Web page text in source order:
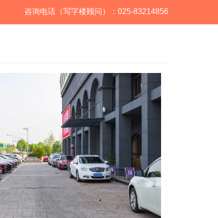
咨询电话（写字楼顾问）：025-83214856